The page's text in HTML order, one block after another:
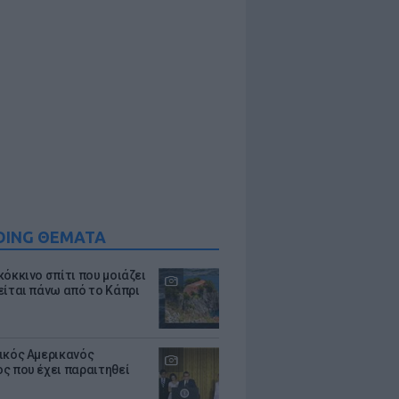
ΘΕΜΑΤΑ
σπίτι που μοιάζει
πάνω από το Κάπρι
Αμερικανός
που έχει παραιτηθεί